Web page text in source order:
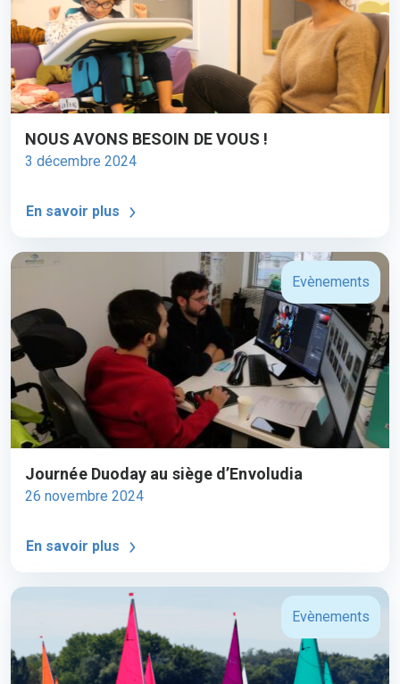
NOUS AVONS BESOIN DE VOUS !
3 décembre 2024
En savoir plus
Evènements
Journée Duoday au siège d’Envoludia
26 novembre 2024
En savoir plus
Evènements